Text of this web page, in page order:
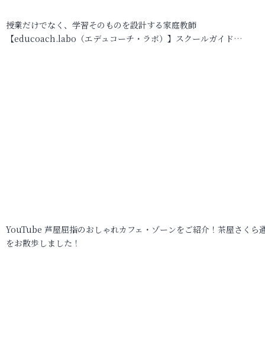
授業だけでなく、学習そのものを設計する家庭教師
【educoach.labo（エデュコーチ・ラボ）】スクールガイド…
YouTube 芦屋屈指のおしゃれカフェ・ゾーンをご紹介！茶屋さくら
をお散歩しました！